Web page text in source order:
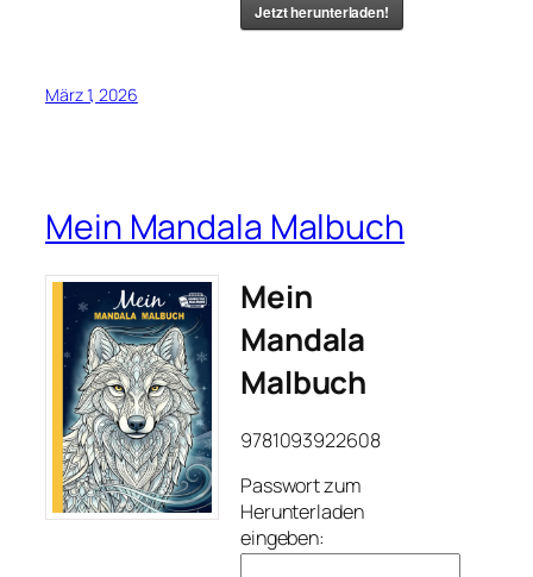
Jetzt herunterladen!
März 1, 2026
Mein Mandala Malbuch
Mein
Mandala
Malbuch
9781093922608
Passwort zum
Herunterladen
eingeben: